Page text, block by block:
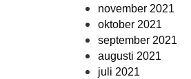
november 2021
oktober 2021
september 2021
augusti 2021
juli 2021